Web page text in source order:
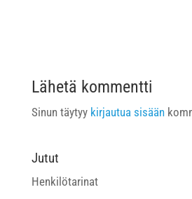
Lähetä kommentti
Sinun täytyy kirjautua sisään
Jutut
Henkilötarinat